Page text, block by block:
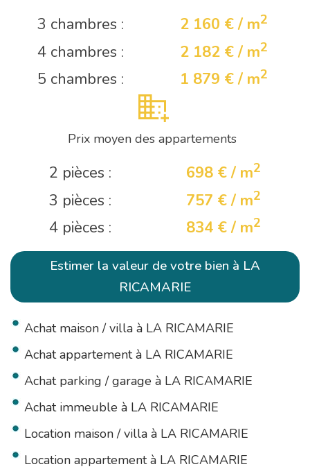
3 chambres : 2 160 € / m2
4 chambres : 2 182 € / m2
5 chambres : 1 879 € / m2
Prix moyen des appartements
2 pièces : 698 € / m2
3 pièces : 757 € / m2
4 pièces : 834 € / m2
Estimer la valeur de votre bien à LA
RICAMARIE
Achat maison / villa à LA RICAMARIE
Achat appartement à LA RICAMARIE
Achat parking / garage à LA RICAMARIE
Achat immeuble à LA RICAMARIE
Location maison / villa à LA RICAMARIE
Location appartement à LA RICAMARIE